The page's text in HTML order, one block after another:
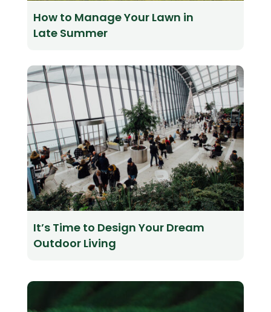
How to Manage Your Lawn in
Late Summer
It’s Time to Design Your Dream
Outdoor Living